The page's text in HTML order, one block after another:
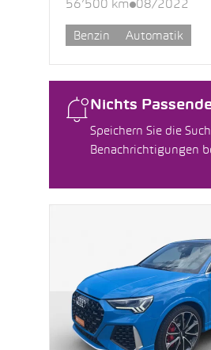
Nichts
Speichern Sie die
Benachrichtigungen
56’500 km 08/2022
Benzin Automatik